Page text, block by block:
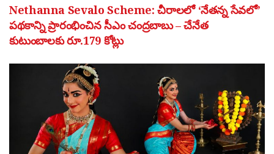
Nethanna Sevalo Scheme: చీరాలలో ‘నేతన్న సేవలో’
పథకాన్ని ప్రారంభించిన సీఎం చంద్రబాబు – చేనేత
కుటుంబాలకు రూ.179 కోట్లు